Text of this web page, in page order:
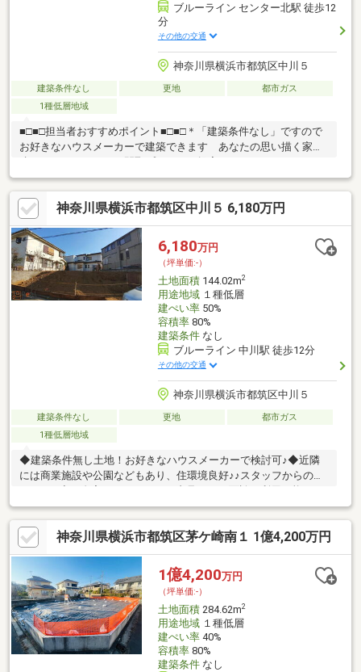
ブルーライン センター北駅 徒歩12
分
その他の交通
神奈川県横浜市都筑区中川５
建築条件なし 更地
都市ガス
1種低層地域
■□■□担当者おすすめポイント■□■□＊「建築条件なし」ですので
お好きなハウスメーカーで建築できます あなたの思い描く家を
すすめのハウスメーカーを複数ご紹介も可能です。 お気軽にお
申し付けください ご家族理想のお住まいに出来るよう、全力で
サポートさせていただきます＊第一種低層住居専用地域に位置
し、落ち着いた住環境も魅力的な立地です 公園も近くに点在し
ておりますので緑の潤いも感じられます＊ブルーライン「センタ
ー北」駅徒歩12分♪駅周辺には様々な商業施設が揃い、利便性も
高い立地です
神奈川県横浜市都筑区中川５ 6,180万円
6,180万円
（坪単価:-）
土地面積144.02m2
用途地域１種低層
建ぺい率50%
容積率80%
建築条件なし
ブルーライン 中川駅 徒歩12分
その他の交通
神奈川県横浜市都筑区中川５
建築条件なし 更地
都市ガス
1種低層地域
◆建築条件無し土地！お好きなハウスメーカーで検討可♪◆近隣
には商業施設や公園などもあり、住環境良好♪♪スタッフからのコ
す。お気軽にお問い合わせください。◇「横浜・川崎」の最新物
件はもちろん、「住宅ローンにも強い会社」です。◇「二俣川駅
徒歩２分」に店舗がございますので、お気軽にご来店下さい。◇
お車でご来社の際は、無料駐車券サービスがご利用できます。◇
現地見学をご希望のお客様は、ご指定の場所へのお迎えも対応し
ます。
神奈川県横浜市都筑区茅ケ崎南１ 1億4,200万円
1億4,200万円
（坪単価:-）
土地面積284.62m2
用途地域１種低層
建ぺい率40%
容積率80%
建築条件なし